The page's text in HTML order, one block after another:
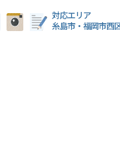
対応エリア
糸島市・福岡市西